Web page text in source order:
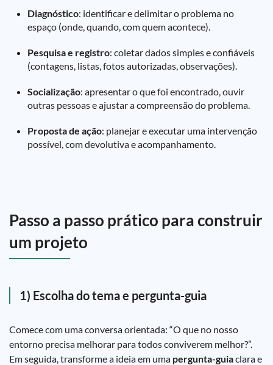
Diagnóstico: identificar e delimitar o problema no
espaço (onde, quando, com quem acontece).
Pesquisa e registro: coletar dados simples e confiáveis
(contagens, listas, fotos autorizadas, observações).
Socialização: apresentar o que foi encontrado, ouvir
outras pessoas e ajustar a compreensão do problema.
Proposta de ação: planejar e executar uma intervenção
possível, com devolutiva e acompanhamento.
Passo a passo prático para construir
um projeto
1) Escolha do tema e pergunta-guia
Comece com uma conversa orientada: “O que no nosso
entorno precisa melhorar para todos conviverem melhor?”.
Em seguida, transforme a ideia em uma pergunta-guiaclara e